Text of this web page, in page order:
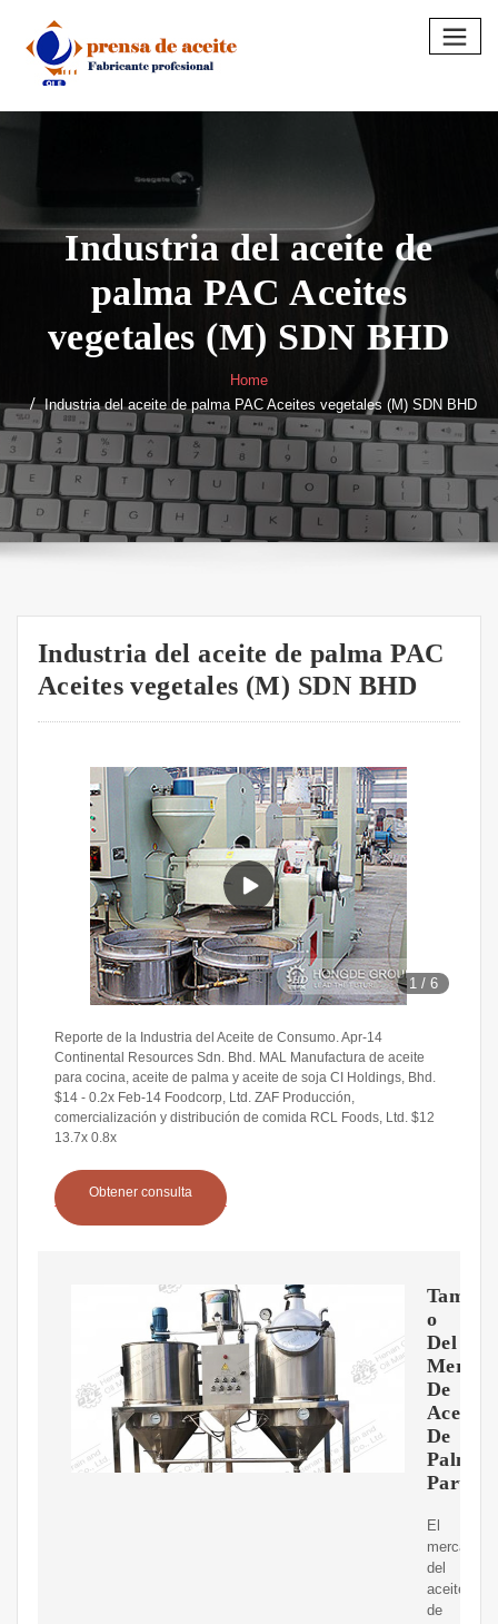
content
Industria del aceite de
palma PAC Aceites
vegetales (M) SDN BHD
Home
Industria del aceite de palma PAC Aceites vegetales (M) SDN BHD
Industria del aceite de palma PAC
Aceites vegetales (M) SDN BHD
1 /6
Reporte de la Industria del Aceite de Consumo. Apr-14
Continental Resources Sdn. Bhd. MAL Manufactura de aceite
para cocina, aceite de palma y aceite de soja CI Holdings, Bhd.
$14 - 0.2x Feb-14 Foodcorp, Ltd. ZAF Producción,
comercialización y distribución de comida RCL Foods, Ltd. $12
13.7x 0.8x
Obtener consulta
Tama?
o
Del
De
Aceite
De
Palma,
El
mercado
del
aceite
de